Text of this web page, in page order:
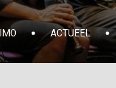
ACTUEEL